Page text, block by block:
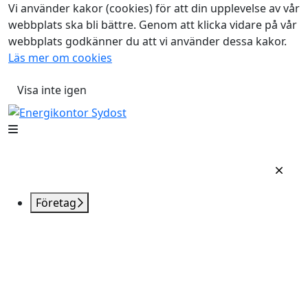
Vi använder kakor (cookies) för att din upplevelse av vår
webbplats ska bli bättre. Genom att klicka vidare på vår
webbplats godkänner du att vi använder dessa kakor.
Läs mer om cookies
Visa inte igen
Företag